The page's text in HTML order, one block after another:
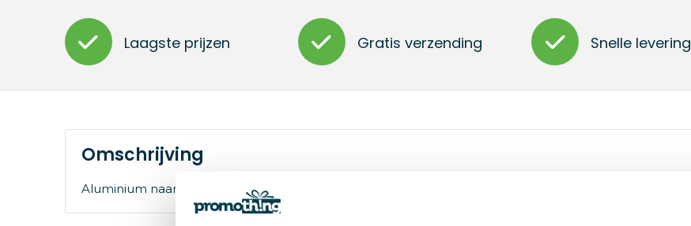
Laagste prijzen Gratis verzending Snelle levering
Omschrijving
Aluminium naamplaatje pin met vervangbaar papier en plastic onderdelen.